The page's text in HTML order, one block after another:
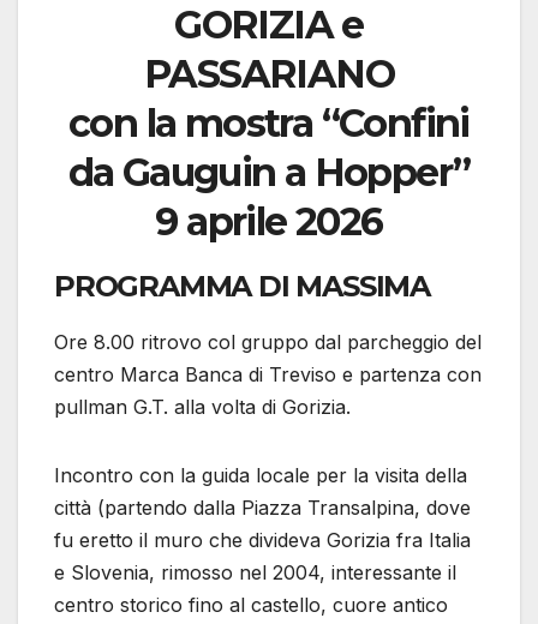
GORIZIA e
PASSARIANO
con la mostra “Confini
da Gauguin a Hopper”
9 aprile 2026
PROGRAMMA DI MASSIMA
Ore 8.00 ritrovo col gruppo dal parcheggio del
centro Marca Banca di Treviso e partenza con
pullman G.T. alla volta di Gorizia.
Incontro con la guida locale per la visita della
città (partendo dalla Piazza Transalpina, dove
fu eretto il muro che divideva Gorizia fra Italia
e Slovenia, rimosso nel 2004, interessante il
centro storico fino al castello, cuore antico